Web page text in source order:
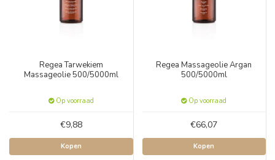
Regea Tarwekiem
Massageolie 500/5000ml
Op voorraad
€9,88
Kopen
Regea Massageolie Argan
500/5000ml
Op voorraad
€66,07
Kopen